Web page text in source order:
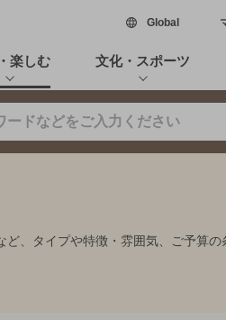
Global新しいウ
楽しむ 文化・スポーツ
、タイプや特徴・雰囲気、ご予算